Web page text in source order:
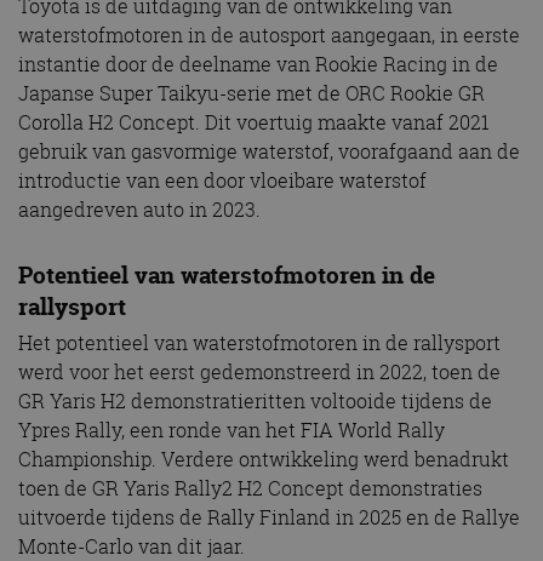
Toyota is de uitdaging van de ontwikkeling van
waterstofmotoren in de autosport aangegaan, in eerste
instantie door de deelname van Rookie Racing in de
Japanse Super Taikyu-serie met de ORC Rookie GR
Corolla H2 Concept. Dit voertuig maakte vanaf 2021
gebruik van gasvormige waterstof, voorafgaand aan de
introductie van een door vloeibare waterstof
aangedreven auto in 2023.
Potentieel van waterstofmotoren in de
rallysport
Het potentieel van waterstofmotoren in de rallysport
werd voor het eerst gedemonstreerd in 2022, toen de
GR Yaris H2 demonstratieritten voltooide tijdens de
Ypres Rally, een ronde van het FIA World Rally
Championship. Verdere ontwikkeling werd benadrukt
toen de GR Yaris Rally2 H2 Concept demonstraties
uitvoerde tijdens de Rally Finland in 2025 en de Rallye
Monte-Carlo van dit jaar.